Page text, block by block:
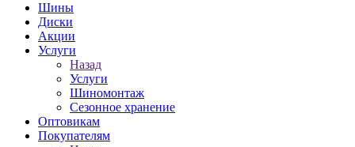
Шины
Диски
Акции
Услуги
Назад
Услуги
Шиномонтаж
Сезонное хранение
Оптовикам
Покупателям